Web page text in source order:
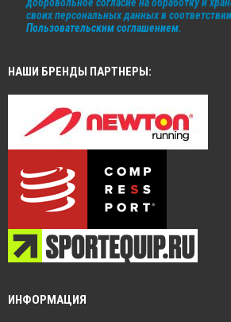
своих персональных данных в
Пользовательским соглашением.
НАШИ БРЕНДЫ ПАРТНЕРЫ:
ИНФОРМАЦИЯ